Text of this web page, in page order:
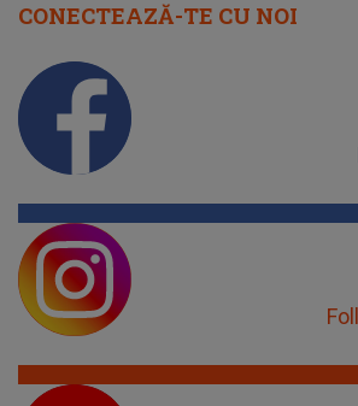
CONECTEAZĂ-TE CU NOI